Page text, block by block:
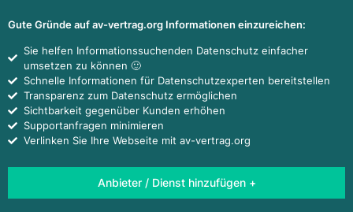
Gute Gründe auf av-vertrag.org Informationen einzureichen:
Sie helfen Informationssuchenden Datenschutz einfacher
umsetzen zu können 🙂
Schnelle Informationen für Datenschutzexperten bereitstellen
Transparenz zum Datenschutz ermöglichen
Sichtbarkeit gegenüber Kunden erhöhen
Supportanfragen minimieren
Verlinken Sie Ihre Webseite mit av-vertrag.org
Anbieter / Dienst hinzufügen +